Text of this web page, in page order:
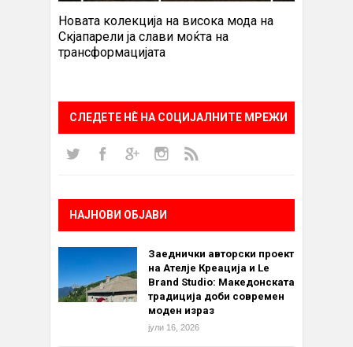
Новата колекција на висока мода на
Скјапарели ја слави моќта на
трансформацијата
СЛЕДЕТЕ НÈ НА СОЦИЈАЛНИТЕ МРЕЖИ
НАЈНОВИ ОБЈАВИ
Заеднички авторски проект
на Ателје Креација и Le
Brand Studio: Македонската
традиција доби современ
моден израз
јули 16, 2026